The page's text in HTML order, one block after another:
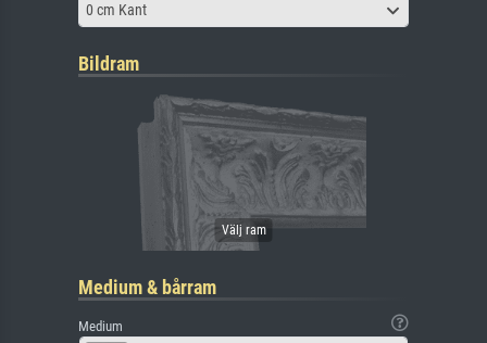
0 cm Kant
Bildram
Medium & bårram
Medium